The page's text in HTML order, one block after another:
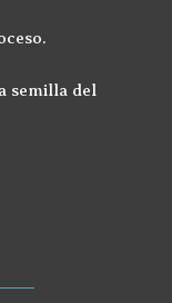
semilla del